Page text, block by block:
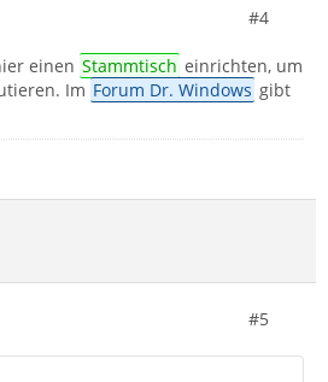
#4
einen Stammtisch einrichten, um
Im Forum Dr. Windows gibt
#5